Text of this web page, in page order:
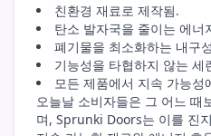
친환경 재료로 제작됨.
탄소 발자국을 줄이는 에너
폐기물을 최소화하는 내구
기능성을 타협하지 않는 세
모든 제품에서 지속 가능성
오늘날 소비자들은 그 어느 때
며, Sprunki Doors는 이를 진